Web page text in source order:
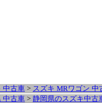
中古車 > スズキ MRワゴン 中
中古車 > 静岡県のスズキ中古